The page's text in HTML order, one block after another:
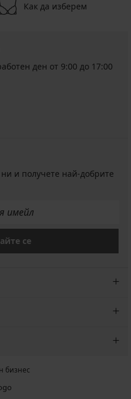
Как да изберем
ден от 9:00 до 17:00
и получете най-добрите
се
бизнес